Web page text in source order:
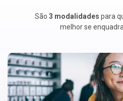
São 3 modalidades para
melhor se